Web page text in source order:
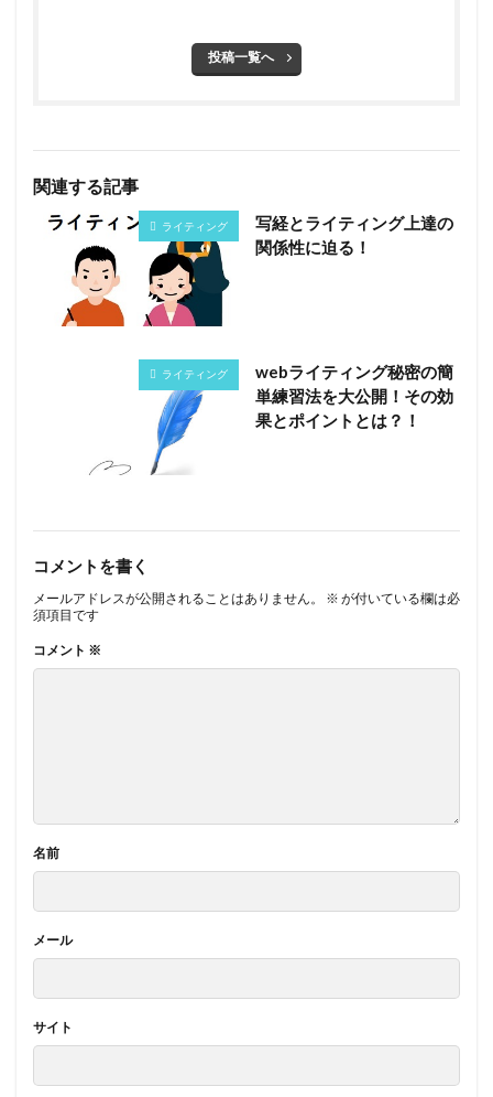
投稿一覧へ
関連する記事
ライティング
写経とライティング上達の
関係性に迫る！
ライティング
webライティング秘密の簡
単練習法を大公開！その効
果とポイントとは？！
コメントを書く
メールアドレスが公開されることはありません。 ※ が付いている欄は必
須項目です
コメント ※
名前
メール
サイト